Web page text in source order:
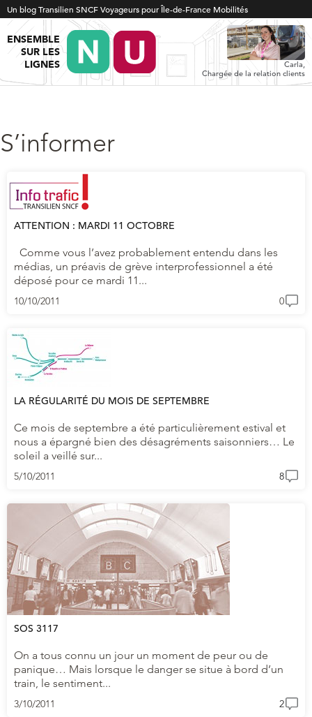
Un blog Transilien SNCF Voyageurs pour Île-de-France Mobilités
ENSEMBLE
SUR LES
LIGNES
Carla,
Chargée de la relation clients
S’informer
ATTENTION : MARDI 11 OCTOBRE
Comme vous l’avez probablement entendu dans les
médias, un préavis de grève interprofessionnel a été
déposé pour ce mardi 11...
10/10/2011 0
LA RÉGULARITÉ DU MOIS DE SEPTEMBRE
Ce mois de septembre a été particulièrement estival et
nous a épargné bien des désagréments saisonniers… Le
soleil a veillé sur...
5/10/2011 8
SOS 3117
On a tous connu un jour un moment de peur ou de
panique… Mais lorsque le danger se situe à bord d’un
train, le sentiment...
3/10/2011 2